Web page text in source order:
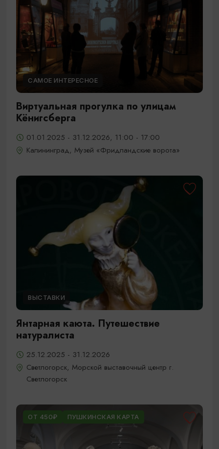
САМОЕ ИНТЕРЕСНОЕ
Виртуальная прогулка по улицам
Кёнигсберга
01.01.2025 - 31.12.2026, 11:00 - 17:00
Калининград, Музей «Фридландские ворота»
ВЫСТАВКИ
Янтарная каюта. Путешествие
натуралиста
25.12.2025 - 31.12.2026
Светлогорск, Морской выставочный центр г.
Светлогорск
ОТ 450₽ ПУШКИНСКАЯ КАРТА